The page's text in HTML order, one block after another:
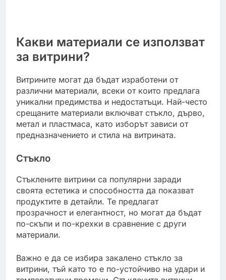
Какви материали се използват
за витрини?
Витрините могат да бъдат изработени от
различни материали, всеки от които предлага
уникални предимства и недостатъци. Най-често
срещаните материали включват стъкло, дърво,
метал и пластмаса, като изборът зависи от
предназначението и стила на витрината.
Стъкло
Стъклените витрини са популярни заради
своята естетика и способността да показват
продуктите в детайли. Те предлагат
прозрачност и елегантност, но могат да бъдат
по-скъпи и по-крехки в сравнение с други
материали.
Важно е да се избира закалено стъкло за
витрини, тъй като то е по-устойчиво на удари и